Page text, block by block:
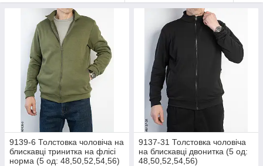
9139-6 Толстовка чоловіча на
блискавці тринитка на флісі
норма (5 од: 48,50,52,54,56)
9137-31 Толстовка чоловіча
на блискавці двонитка (5 од:
48,50,52,54,56)